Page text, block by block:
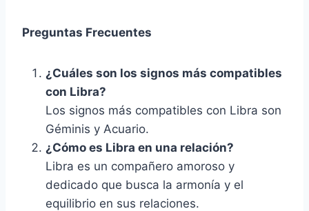
Preguntas Frecuentes
¿Cuáles son los signos más compatibles
con Libra?
Los signos más compatibles con Libra son
Géminis y Acuario.
¿Cómo es Libra en una relación?
Libra es un compañero amoroso y
dedicado que busca la armonía y el
equilibrio en sus relaciones.